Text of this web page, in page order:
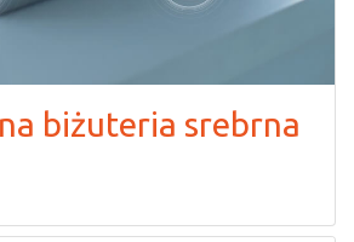
biżuteria srebrna